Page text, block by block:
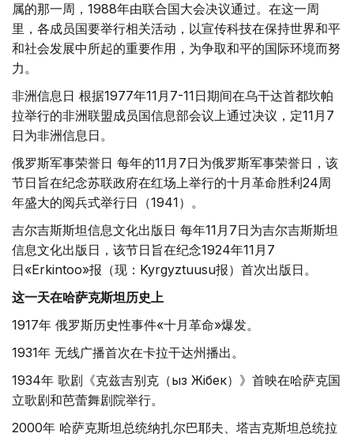
属的那一周，1988年由联合国大会决议通过。在这一周
里，各成员国要举行相关活动，以宣传科技在保持世界和平
和社会发展中所起的重要作用，为争取和平的国际环境而努
力。
非洲信息日 根据1977年11月7-11日期间在乌干达首都坎帕
拉举行的非洲联盟成员国信息部会议上通过决议，定11月7
日为非洲信息日。
俄罗斯军事荣誉日 每年的11月7日为俄罗斯军事荣誉日，该
节日旨在纪念苏联政府在红场上举行的十月革命胜利24周
年盛大的阅兵式举行日（1941）。
吉尔吉斯斯坦信息文化出版日 每年11月7日为吉尔吉斯斯坦
信息文化出版日，该节日旨在纪念1924年11月7
日«Erkintoo»报（现：Kyrgyztuusu报）首次出版日。
这一天在哈萨克斯坦历史上
1917年 俄罗斯历史性事件«十月革命»爆发。
1931年 无线广播首次在卡拉干达州播出。
1934年 歌剧《克兹吉别克（Қыз Жібек）》首映在哈萨克国
立歌剧和芭蕾舞剧院举行。
2000年 哈萨克斯坦总统纳扎尔巴耶夫、塔吉克斯坦总统拉